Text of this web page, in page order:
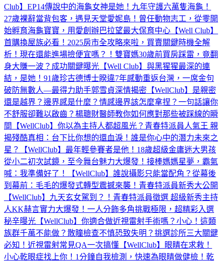
Club】EP14傳說中的海龜女神是她！九年守護六萬隻海龜！
27歲裸辭當背包客，遇見天堂愛妮島！曾任動物志工，從零開
始孵育海龜寶寶，用愛創辦巴拉望最大保育中心【Well Club】‪
首購換屋族必看！2025房市全攻略來啦，買賣關鍵時機全解
析！現在還能進場撿便宜嗎？！雙寶媽30歲前買房踩雷，竟翻
身大賺一波？成功關鍵曝光【Well Club】 與黑猩猩最深的連
結，是她！91歲珍古德博士睽違7年感動重返台灣，一席金句
破防無數人—最得力助手郭雪貞深情揭密【WellClub】 是親密
還是越界？邊界感是什麼？情感邊界該怎麼拿捏？一句話讓你
不舒服卻難以啟齒？楊聰財醫師教你如何應對那些被踩線的瞬
間【WellClub】 你以為主持人都超風光？青春特派員人氣王 親
揭殘酷真相：台下比你想的還血淚！誰是你心中的潛力未來之
星？【WellClub】 最年輕參賽者是他！18歲超級金庸迷大男孩
從小二初次試鏡，至今舞台魅力大爆發！接棒媽媽星夢，霸氣
喊：我準備好了！【WellClub】 誰說攝影只能當配角？從幕後
到幕前：毛毛的爆發式轉型震撼來襲！青春特派員新秀大公開
【WellClub】 九天玄女駕到？！青春特派員徵選 超級新秀主持
人KK赫言實力大爆發！一人分飾多角挑戰極限，超精彩入選
秘辛曝光【WellClub】 你適合做近視雷射手術嗎？小心！這類
族群千萬不能做？散瞳檢查不慎恐致失明？挑選診所三大關鍵
必知！近視雷射常見QA一次搞懂【WellClub】
眼睛在求救！
小心乾眼症找上你！1分鐘自我檢測，快速為眼睛做健檢！乾